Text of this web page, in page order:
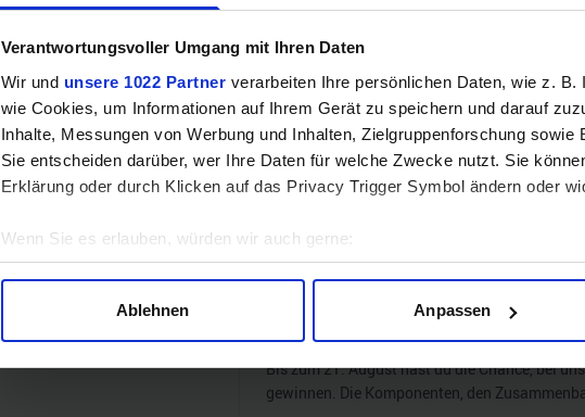
Verantwortungsvoller Umgang mit Ihren Daten
Wir und unsere 1022 Partner verarbeiten Ihre persönlichen Daten, wie z.
wie Cookies, um Informationen auf Ihrem Gerät zu speichern und darauf
Inhalte, Messungen von Werbung und Inhalten, Zielgruppenforschung
Sie entscheiden darüber, wer Ihre Daten für welche Zwecke nutzt. Sie
Erklärung oder durch Klicken auf das Privacy Trigger Symbol ändern oder
Wenn Sie es erlauben, würden wir auch gerne:
Informationen über Ihre geografische Lage erfassen, welche bis auf
Erfahren Sie mehr darüber, wie Ihre persönlichen Daten verarbeitet werden,
Wir verwenden Cookies, um Inhalte und Anzeigen zu personalisieren,
Ablehnen Anpassen
30 Tage 7 Tage
Hinweis: Unsere Links sind Affiliate Links. Wir
Gewinne einen MSI Gaming PC
Bis zum 21. August hast du die Chance, bei
gewinnen. Die Komponenten, den